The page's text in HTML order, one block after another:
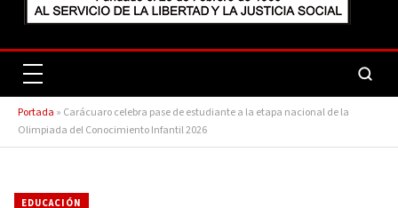
Portada » Carácuaro celebra pase de estudiante a la etapa nacional de la
Olimpiada del Conocimiento Infantil 2026
EDUCACIÓN